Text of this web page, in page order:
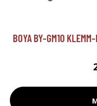
BOYA BY-GM10